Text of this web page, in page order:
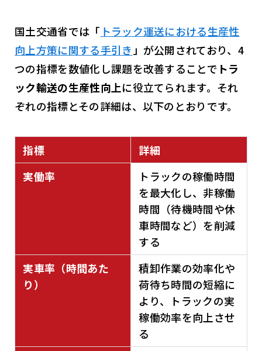
国土交通省では「 トラック運送における生産性
向上方策に関する手引き 」が公開されており、4
つの指標を数値化し課題を改善することで トラ
ック輸送の生産性向上に役立てられます。それ
ぞれの指標とその詳細は、以下のとおりです。
指標
詳細
実働率
トラックの稼働時間
を最大化し、非稼働
時間（待機時間や休
車時間など）を削減
する
実車率（時間あた
り）
積卸作業の効率化や
荷待ち時間の短縮に
より、トラックの実
稼働効率を向上させ
る